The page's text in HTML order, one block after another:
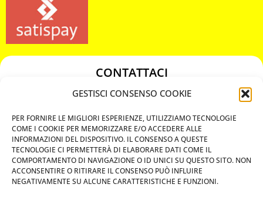
GESTISCI CONSENSO COOKIE
PER FORNIRE LE MIGLIORI ESPERIENZE, UTILIZZIAMO TECNOLOGIE
COME I COOKIE PER MEMORIZZARE E/O ACCEDERE ALLE
INFORMAZIONI DEL DISPOSITIVO. IL CONSENSO A QUESTE
TECNOLOGIE CI PERMETTERÀ DI ELABORARE DATI COME IL
COMPORTAMENTO DI NAVIGAZIONE O ID UNICI SU QUESTO SITO. NON
ACCONSENTIRE O RITIRARE IL CONSENSO PUÒ INFLUIRE
NEGATIVAMENTE SU ALCUNE CARATTERISTICHE E FUNZIONI.
CONTATTACI
349 3863811
chiavicodificate@gmail.com
Privacy Policy
Cookie Policy